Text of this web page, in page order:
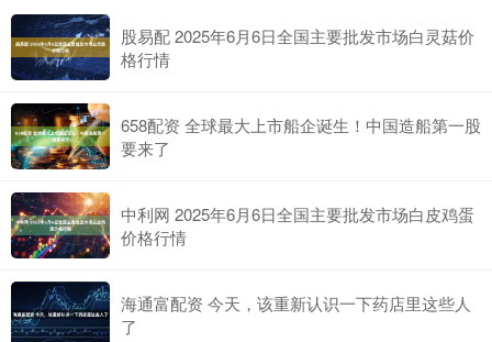
股易配 2025年6月6日全国主要批发市场白灵菇价
格行情
658配资 全球最大上市船企诞生！中国造船第一股
要来了
中利网 2025年6月6日全国主要批发市场白皮鸡蛋
价格行情
海通富配资 今天，该重新认识一下药店里这些人
了